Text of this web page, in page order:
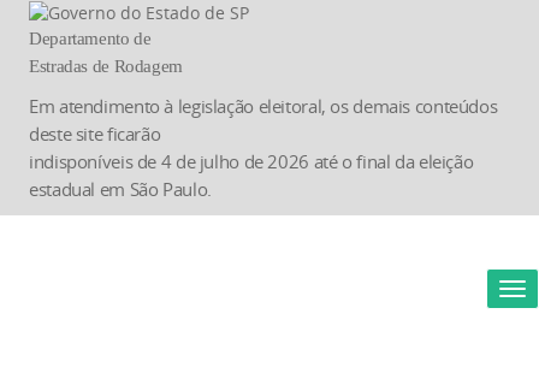
Departamento de
Estradas de Rodagem
Em atendimento à legislação eleitoral, os demais conteúdos
deste site ficarão
indisponíveis de 4 de julho de 2026 até o final da eleição
estadual em São Paulo.